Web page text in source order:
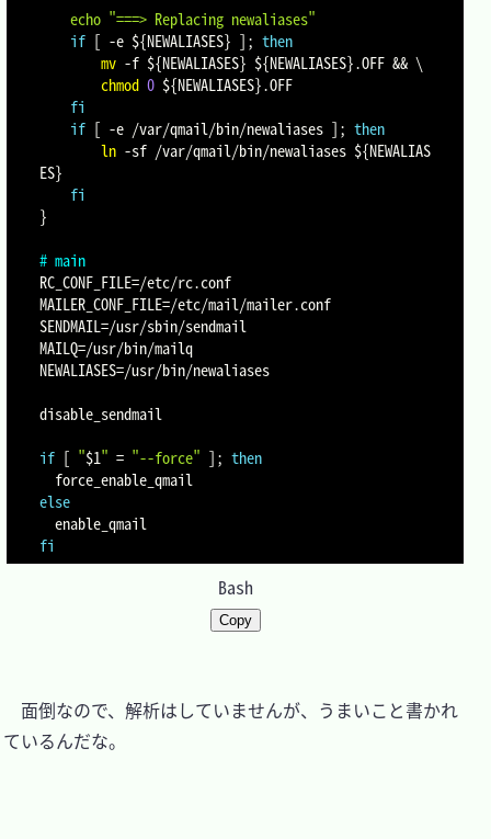
echo "===> Replacing newaliases"
if [ -e ${NEWALIASES} ]; then
mv -f ${NEWALIASES} ${NEWALIASES}.OFF && \
chmod 0 ${NEWALIASES}.OFF
fi
if [ -e /var/qmail/bin/newaliases ]; then
ln -sf /var/qmail/bin/newaliases ${NEWALIAS
ES}
fi
}
# main
RC_CONF_FILE=
MAILER_CONF_FILE=
SENDMAIL=
MAILQ=
NEWALIASES=/usr/bin/newaliases
disable_sendmail
if [ "$1" = "--force" ]; then
else
fi
Bash
Copy
面倒なので、解析はしていませんが、うまいこと書かれ
ているんだな。